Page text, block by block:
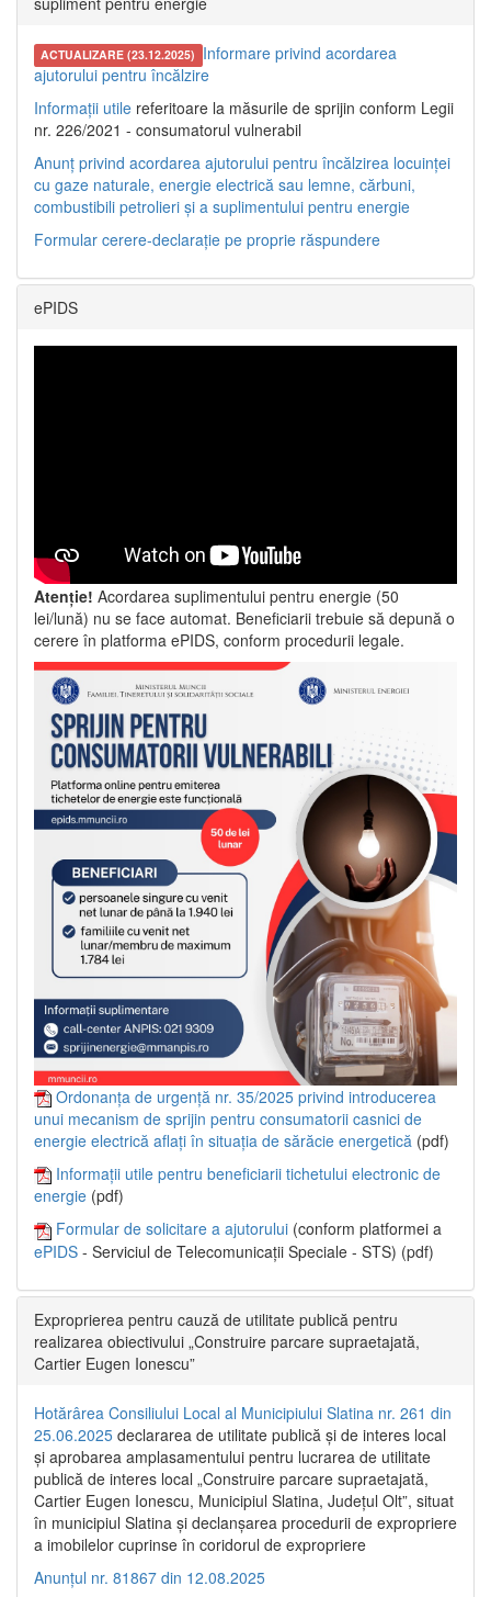
ACTUALIZARE (23.12.2025) Informare privind acordarea
ajutorului pentru încălzire
Informații utile referitoare la măsurile de sprijin conform Legii
nr. 226/2021 - consumatorul vulnerabil
Anunț privind acordarea ajutorului pentru încălzirea locuinței
cu gaze naturale, energie electrică sau lemne, cărbuni,
combustibili petrolieri și a suplimentului pentru energie
Formular cerere-declarație pe proprie răspundere
ePIDS
Atenție! Acordarea suplimentului pentru energie (50
lei/lună) nu se face automat. Beneficiarii trebuie să depună o
cerere în platforma ePIDS, conform procedurii legale.
Ordonanța de urgență nr. 35/2025 privind introducerea
unui mecanism de sprijin pentru consumatorii casnici de
energie electrică aflați în situația de sărăcie energetică (pdf)
Informații utile pentru beneficiarii tichetului electronic de
energie (pdf)
Formular de solicitare a ajutorului (conform platformei a
ePIDS - Serviciul de Telecomunicații Speciale - STS) (pdf)
Exproprierea pentru cauză de utilitate publică pentru
realizarea obiectivului „Construire parcare supraetajată,
Cartier Eugen Ionescu”
Hotărârea Consiliului Local al Municipiului Slatina nr. 261 din
25.06.2025 declararea de utilitate publică și de interes local
și aprobarea amplasamentului pentru lucrarea de utilitate
publică de interes local „Construire parcare supraetajată,
Cartier Eugen Ionescu, Municipiul Slatina, Județul Olt”, situat
în municipiul Slatina și declanșarea procedurii de expropriere
a imobilelor cuprinse în coridorul de expropriere
Anunțul nr. 81867 din 12.08.2025